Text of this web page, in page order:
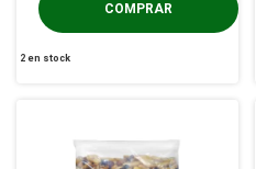
2en stock